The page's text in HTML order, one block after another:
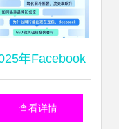
年Facebook
销服务商竞争力
查看详情